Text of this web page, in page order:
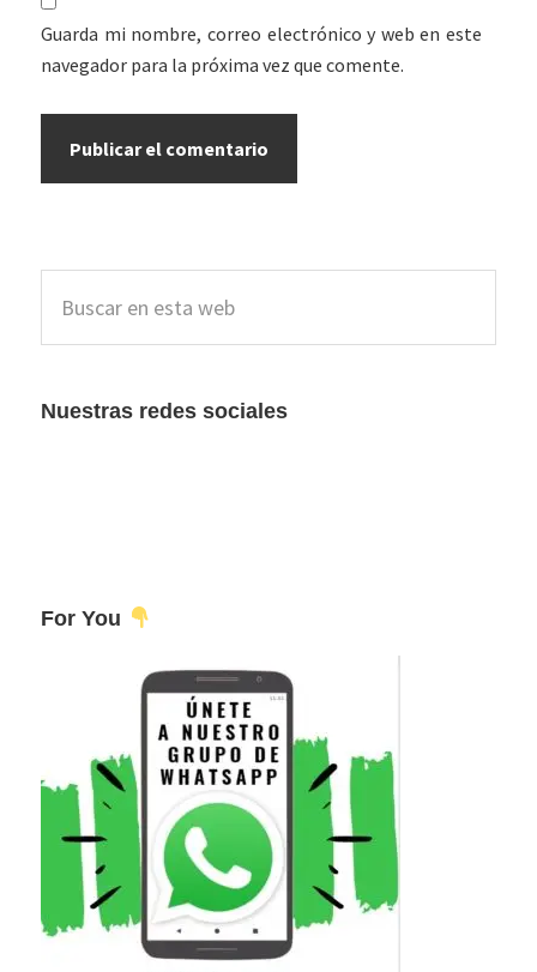
Guarda mi nombre, correo electrónico y web en este
navegador para la próxima vez que comente.
Barra
lateral
esta
Nuestras redes sociales
For You